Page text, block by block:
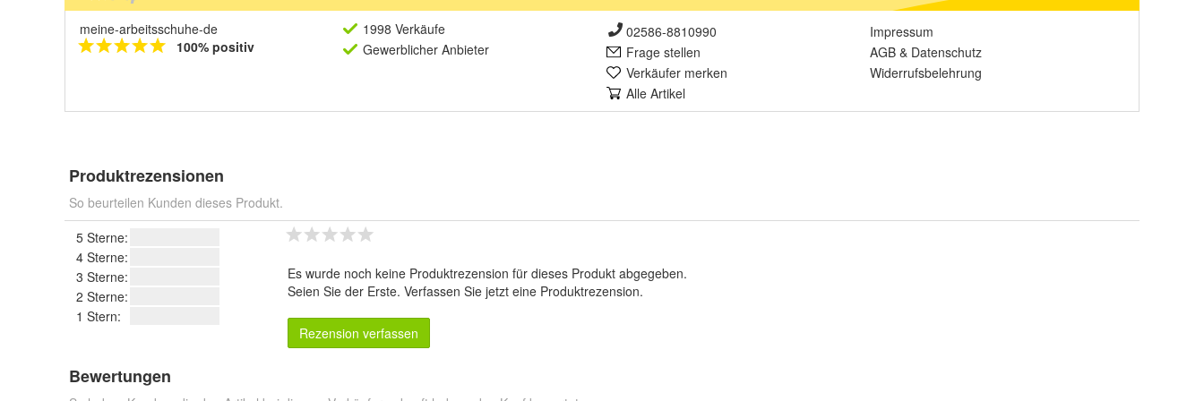
meine-arbeitsschuhe-de
100% positiv
1998 Verkäufe
Gewerblicher Anbieter
02586-8810990
Frage stellen
Verkäufer merken
Alle Artikel
Impressum
AGB & Datenschutz
Widerrufsbelehrung
Produktrezensionen
So beurteilen Kunden dieses Produkt.
5 Sterne:
4 Sterne:
3 Sterne:
2 Sterne:
1 Stern:
Es wurde noch keine Produktrezension für dieses Produkt abgegeben.
Seien Sie der Erste. Verfassen Sie jetzt eine Produktrezension.
Rezension verfassen
Bewertungen